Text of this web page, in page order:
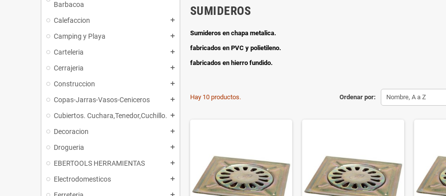
Barbacoa
Calefaccion add
Camping y Playa add
Carteleria add
Cerrajeria add
Construccion add
Copas-Jarras-Vasos-Ceniceros add
Cubiertos. Cuchara,Tenedor,Cuchillo. add
Decoracion add
Drogueria add
EBERTOOLS HERRAMIENTAS add
Electrodomesticos add
SUMIDEROS
Sumideros en chapa metalica.
fabricados en PVC y polietileno.
fabricados en hierro fundido.
Ordenar por: Nombre, A a Z
Hay 10 productos.